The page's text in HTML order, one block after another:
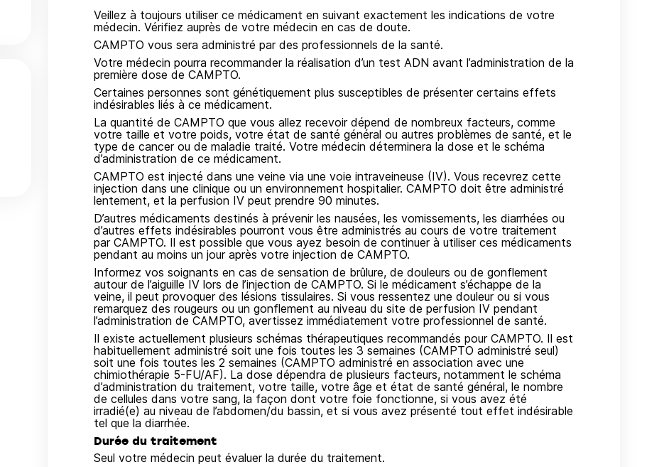
Veillez à toujours utiliser ce médicament en suivant exactement les indications de votre
médecin. Vérifiez auprès de votre médecin en cas de doute.
CAMPTO vous sera administré par des professionnels de la santé.
Votre médecin pourra recommander la réalisation d’un test ADN avant l’administration de la
première dose de CAMPTO.
Certaines personnes sont génétiquement plus susceptibles de présenter certains effets
indésirables liés à ce médicament.
La quantité de CAMPTO que vous allez recevoir dépend de nombreux facteurs, comme
votre taille et votre poids, votre état de santé général ou autres problèmes de santé, et le
type de cancer ou de maladie traité. Votre médecin déterminera la dose et le schéma
d’administration de ce médicament.
CAMPTO est injecté dans une veine via une voie intraveineuse (IV). Vous recevrez cette
injection dans une clinique ou un environnement hospitalier. CAMPTO doit être administré
lentement, et la perfusion IV peut prendre 90 minutes.
D’autres médicaments destinés à prévenir les nausées, les vomissements, les diarrhées ou
d’autres effets indésirables pourront vous être administrés au cours de votre traitement
par CAMPTO. Il est possible que vous ayez besoin de continuer à utiliser ces médicaments
pendant au moins un jour après votre injection de CAMPTO.
Informez vos soignants en cas de sensation de brûlure, de douleurs ou de gonflement
autour de l’aiguille IV lors de l’injection de CAMPTO. Si le médicament s’échappe de la
veine, il peut provoquer des lésions tissulaires. Si vous ressentez une douleur ou si vous
remarquez des rougeurs ou un gonflement au niveau du site de perfusion IV pendant
l’administration de CAMPTO, avertissez immédiatement votre professionnel de santé.
Il existe actuellement plusieurs schémas thérapeutiques recommandés pour CAMPTO. Il est
habituellement administré soit une fois toutes les 3 semaines (CAMPTO administré seul)
soit une fois toutes les 2 semaines (CAMPTO administré en association avec une
chimiothérapie 5-FU/AF). La dose dépendra de plusieurs facteurs, notamment le schéma
d’administration du traitement, votre taille, votre âge et état de santé général, le nombre
de cellules dans votre sang, la façon dont votre foie fonctionne, si vous avez été
irradié(e) au niveau de l’abdomen/du bassin, et si vous avez présenté tout effet indésirable
tel que la diarrhée.
Durée du traitement
Seul votre médecin peut évaluer la durée du traitement.